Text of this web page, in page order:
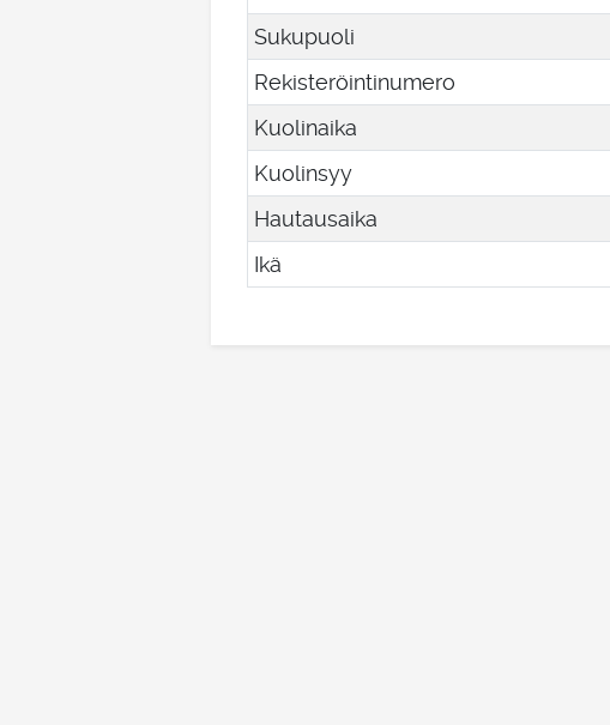
Sukupuoli
Rekisteröintinumero
Kuolinaika
Kuolinsyy
Hautausaika
Ikä